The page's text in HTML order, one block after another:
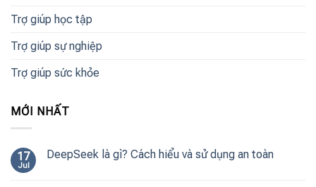
Trợ giúp học tập
Trợ giúp sự nghiệp
Trợ giúp sức khỏe
MỚI NHẤT
17
Jul
DeepSeek là gì? Cách hiểu và sử dụng an toàn